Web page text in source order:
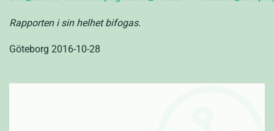
Rapporten i sin helhet bifogas.
Göteborg 2016-10-28